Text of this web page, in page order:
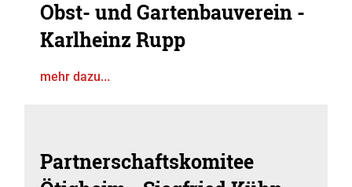
Obst- und Gartenbauverein -
Karlheinz Rupp
mehr dazu...
Partnerschaftskomitee